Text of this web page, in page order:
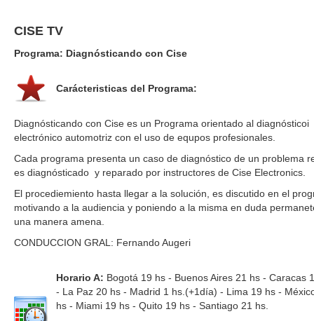
CISE TV
Programa: Diagnósticando con Cise
Carácteristicas del Programa:
Diagnósticando con Cise es un Programa orientado al diagnósticoi
electrónico automotriz con el uso de equpos profesionales.
Cada programa presenta un caso de diagnóstico de un problema
es diagnósticado y reparado por instructores de Cise Electronics.
El procediemiento hasta llegar a la solución, es discutido en el
motivando a la audiencia y poniendo a la misma en duda
una manera amena.
CONDUCCION GRAL: Fernando Augeri
Horario A: Bogotá 19 hs - Buenos Aires 21 hs - Caracas
- La Paz 20 hs - Madrid 1 hs.(+1día) - Lima 19 hs -
hs - Miami 19 hs - Quito 19 hs - Santiago 21 hs.